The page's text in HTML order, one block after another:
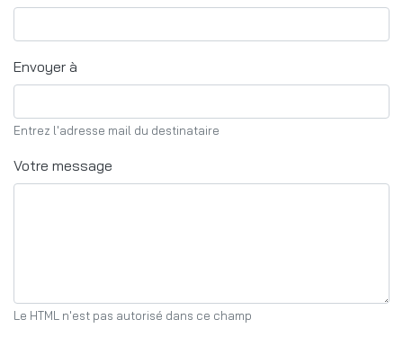
Envoyer à
Entrez l'adresse mail du destinataire
Votre message
Le HTML n'est pas autorisé dans ce champ